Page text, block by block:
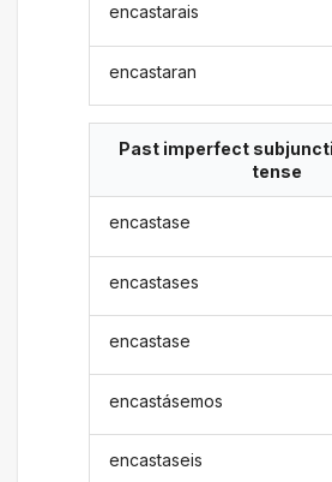
encastarais
encastaran
Past imperfect
tense
encastase
encastases
encastase
encastásemos
encastaseis